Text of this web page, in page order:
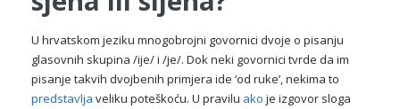
U hrvatskom jeziku mnogobrojni govornici dvoje o pisanju
glasovnih skupina /ije/ i /je/. Dok neki govornici tvrde da im
pisanje takvih dvojbenih primjera ide ‘od ruke’, nekima to
predstavlja veliku poteškoću. U pravilu ako je izgovor sloga